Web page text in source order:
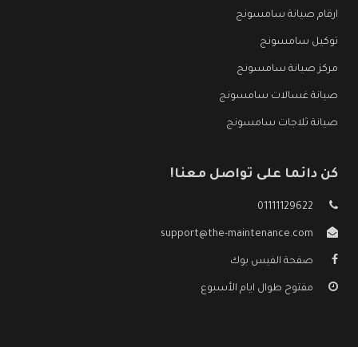
ارقام صيانة سامسونج
توكيل سامسونج
مركز صيانة سامسونج
صيانة غسالات سامسونج
صيانة ثلاجات سامسونج
كن دائما على تواصل معنا!
01111129622
support@the-maintenance.com
صفحة الفيس بوك
مفتوح طوال ايام الأسبوع